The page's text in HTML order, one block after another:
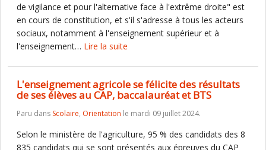
de vigilance et pour l'alternative face à l'extrême droite" est
en cours de constitution, et s'il s'adresse à tous les acteurs
sociaux, notamment à l'enseignement supérieur et à
l'enseignement… Lire la suite
L'enseignement agricole se félicite des résultats
de ses élèves au CAP, baccalauréat et BTS
Paru dans Scolaire, Orientation le mardi 09 juillet 2024.
Selon le ministère de l'agriculture, 95 % des candidats des 8
835 candidats qui se sont présentés aux épreuves du CAP